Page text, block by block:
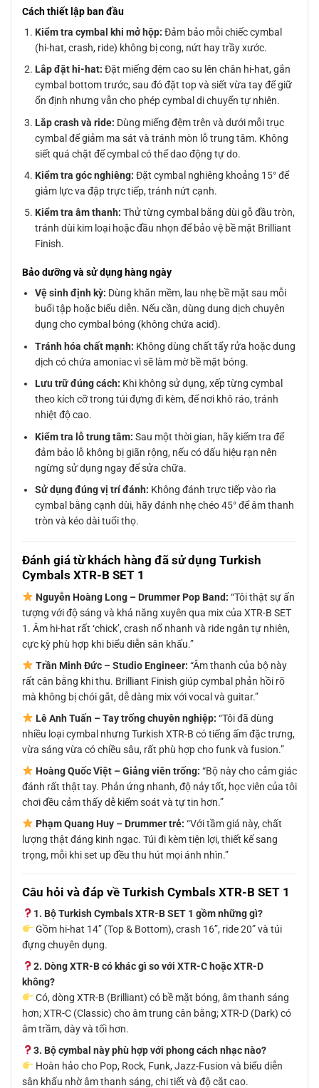
Cách thiết lập ban đầu
Kiểm tra cymbal khi mở hộp: Đảm bảo mỗi chiếc cymbal
(hi-hat, crash, ride) không bị cong, nứt hay trầy xước.
Lắp đặt hi-hat: Đặt miếng đệm cao su lên chân hi-hat, gắn
cymbal bottom trước, sau đó đặt top và siết vừa tay để giữ
ổn định nhưng vẫn cho phép cymbal di chuyển tự nhiên.
Lắp crash và ride: Dùng miếng đệm trên và dưới mỗi trục
cymbal để giảm ma sát và tránh mòn lỗ trung tâm. Không
siết quá chặt để cymbal có thể dao động tự do.
Kiểm tra góc nghiêng: Đặt cymbal nghiêng khoảng 15° để
giảm lực va đập trực tiếp, tránh nứt cạnh.
Kiểm tra âm thanh: Thử từng cymbal bằng dùi gỗ đầu tròn,
tránh dùi kim loại hoặc đầu nhọn để bảo vệ bề mặt Brilliant
Finish.
Bảo dưỡng và sử dụng hàng ngày
Vệ sinh định kỳ: Dùng khăn mềm, lau nhẹ bề mặt sau mỗi
buổi tập hoặc biểu diễn. Nếu cần, dùng dung dịch chuyên
dụng cho cymbal bóng (không chứa acid).
Tránh hóa chất mạnh: Không dùng chất tẩy rửa hoặc dung
dịch có chứa amoniac vì sẽ làm mờ bề mặt bóng.
Lưu trữ đúng cách: Khi không sử dụng, xếp từng cymbal
theo kích cỡ trong túi đựng đi kèm, để nơi khô ráo, tránh
nhiệt độ cao.
Kiểm tra lỗ trung tâm: Sau một thời gian, hãy kiểm tra để
đảm bảo lỗ không bị giãn rộng, nếu có dấu hiệu rạn nên
ngừng sử dụng ngay để sửa chữa.
Sử dụng đúng vị trí đánh: Không đánh trực tiếp vào rìa
cymbal bằng cạnh dùi, hãy đánh nhẹ chéo 45° để âm thanh
tròn và kéo dài tuổi thọ.
Đánh giá từ khách hàng đã sử dụng Turkish
Cymbals XTR-B SET 1
Nguyễn Hoàng Long – Drummer Pop Band: “Tôi thật sự ấn
tượng với độ sáng và khả năng xuyên qua mix của XTR-B SET
1. Âm hi-hat rất ‘chick’, crash nổ nhanh và ride ngân tự nhiên,
cực kỳ phù hợp khi biểu diễn sân khấu.”
Trần Minh Đức – Studio Engineer: “Âm thanh của bộ này
rất cân bằng khi thu. Brilliant Finish giúp cymbal phản hồi rõ
mà không bị chói gắt, dễ dàng mix với vocal và guitar.”
Lê Anh Tuấn – Tay trống chuyên nghiệp: “Tôi đã dùng
nhiều loại cymbal nhưng Turkish XTR-B có tiếng ấm đặc trưng,
vừa sáng vừa có chiều sâu, rất phù hợp cho funk và fusion.”
Hoàng Quốc Việt – Giảng viên trống: “Bộ này cho cảm giác
đánh rất thật tay. Phản ứng nhanh, độ nảy tốt, học viên của tôi
chơi đều cảm thấy dễ kiểm soát và tự tin hơn.”
Phạm Quang Huy – Drummer trẻ: “Với tầm giá này, chất
lượng thật đáng kinh ngạc. Túi đi kèm tiện lợi, thiết kế sang
trọng, mỗi khi set up đều thu hút mọi ánh nhìn.”
Câu hỏi và đáp về Turkish Cymbals XTR-B SET 1
1. Bộ Turkish Cymbals XTR-B SET 1 gồm những gì?
Gồm hi-hat 14” (Top & Bottom), crash 16”, ride 20” và túi
đựng chuyên dụng.
2. Dòng XTR-B có khác gì so với XTR-C hoặc XTR-D
không?
Có, dòng XTR-B (Brilliant) có bề mặt bóng, âm thanh sáng
hơn; XTR-C (Classic) cho âm trung cân bằng; XTR-D (Dark) có
âm trầm, dày và tối hơn.
3. Bộ cymbal này phù hợp với phong cách nhạc nào?
Hoàn hảo cho Pop, Rock, Funk, Jazz-Fusion và biểu diễn
sân khấu nhờ âm thanh sáng, chi tiết và độ cắt cao.